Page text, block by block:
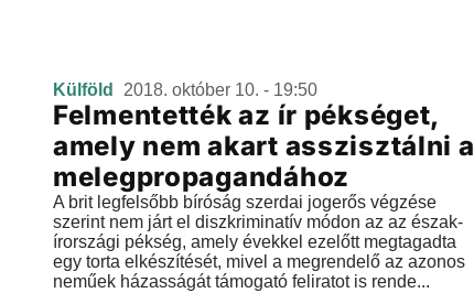
Külföld 2018. október 10. - 19:50
Felmentették az ír pékséget,
amely nem akart asszisztálni a
melegpropagandához
A brit legfelsőbb bíróság szerdai jogerős végzése
szerint nem járt el diszkriminatív módon az az észak-
írországi pékség, amely évekkel ezelőtt megtagadta
egy torta elkészítését, mivel a megrendelő az azonos
neműek házasságát támogató feliratot is rende...